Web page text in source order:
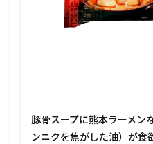
豚骨スープに熊本ラーメン
ンニクを焦がした油）が食